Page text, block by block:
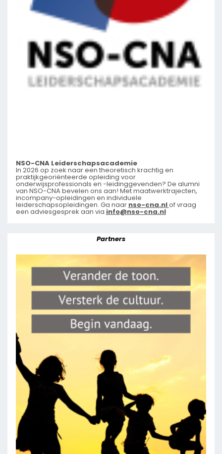
NSO-CNA Leiderschapsacademie
In 2026 op zoek naar een theoretisch krachtig en
praktijkgeoriënteerde opleiding voor
onderwijsprofessionals en -leidinggevenden? De alumni
van NSO-CNA bevelen ons aan! Met maatwerktrajecten,
incompany-opleidingen en individuele
leiderschapsopleidingen. Ga naar nso-cna.nlof vraag
een adviesgesprek aan via info@nso-cna.nl
Partners